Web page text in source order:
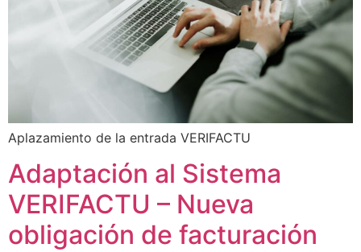
Aplazamiento de la entrada VERIFACTU
Adaptación al Sistema
VERIFACTU – Nueva
obligación de facturación